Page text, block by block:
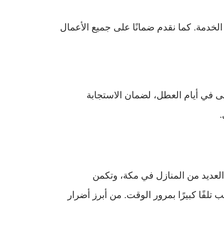
كما نقدم ضمانًا على جميع الأعمال
أيام العطل، لضمان الاستجابة
من المنازل في مكة، وتكمن
كبيرًا بمرور الوقت. من أبرز أضرار